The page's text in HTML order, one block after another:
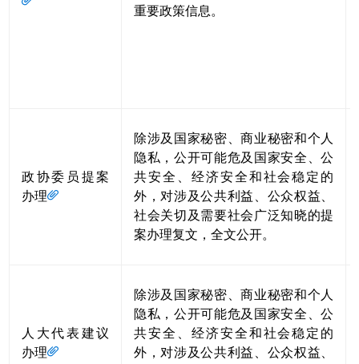
重要政策信息。
政协委员提案
办理
除涉及国家秘密、商业秘密和个人
隐私，公开可能危及国家安全、公
共安全、经济安全和社会稳定的
外，对涉及公共利益、公众权益、
社会关切及需要社会广泛知晓的提
案办理复文，全文公开。
人大代表建议
办理
除涉及国家秘密、商业秘密和个人
隐私，公开可能危及国家安全、公
共安全、经济安全和社会稳定的
外，对涉及公共利益、公众权益、